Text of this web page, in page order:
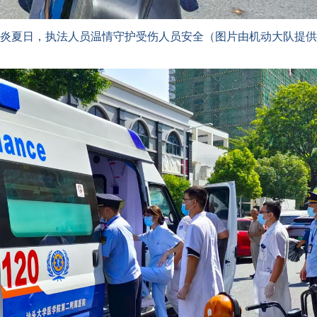
夏日，执法人员温情守护受伤人员安全（图片由机动大队提